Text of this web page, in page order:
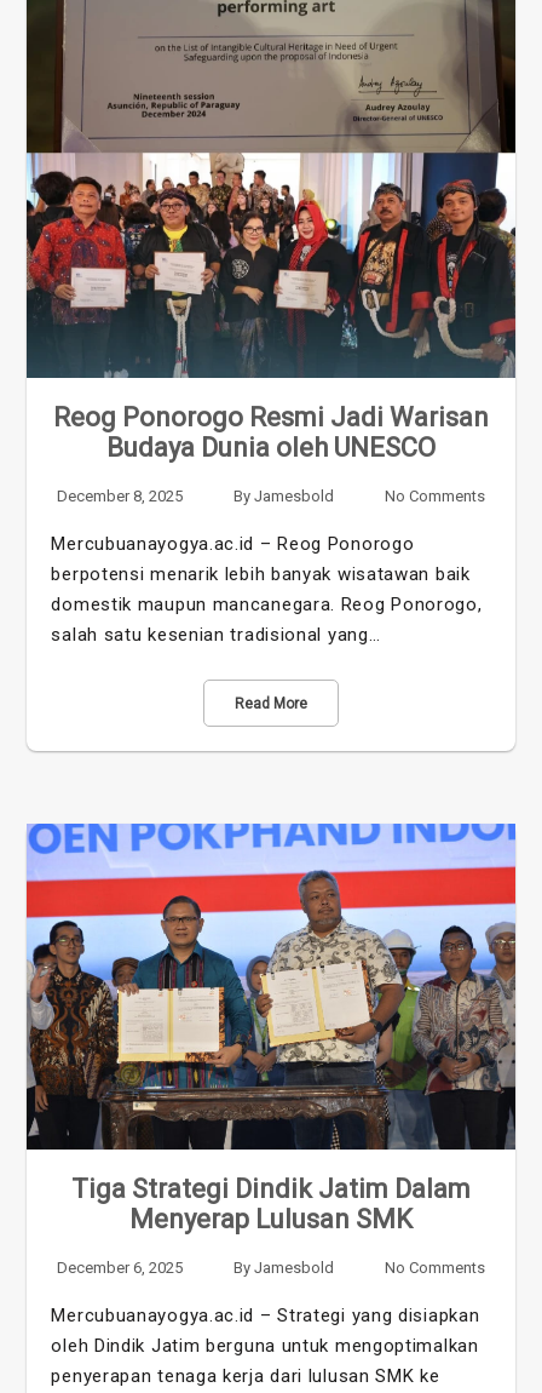
Reog Ponorogo Resmi Jadi Warisan
Budaya Dunia oleh UNESCO
December 8, 2025 By Jamesbold No Comments
Mercubuanayogya.ac.id – Reog Ponorogo
berpotensi menarik lebih banyak wisatawan baik
domestik maupun mancanegara. Reog Ponorogo,
salah satu kesenian tradisional yang…
Read More
Tiga Strategi Dindik Jatim Dalam
Menyerap Lulusan SMK
December 6, 2025 By Jamesbold No Comments
Mercubuanayogya.ac.id – Strategi yang disiapkan
oleh Dindik Jatim berguna untuk mengoptimalkan
penyerapan tenaga kerja dari lulusan SMK ke